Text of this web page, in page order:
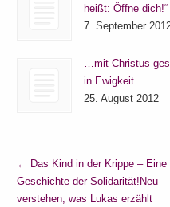
heißt: Öffne dich!“
7. September
…mit Christus
in Ewigkeit.
25. August 2012
← Das Kind in der Krippe – Eine
Geschichte der Solidarität!Neu
verstehen, was Lukas erzählt